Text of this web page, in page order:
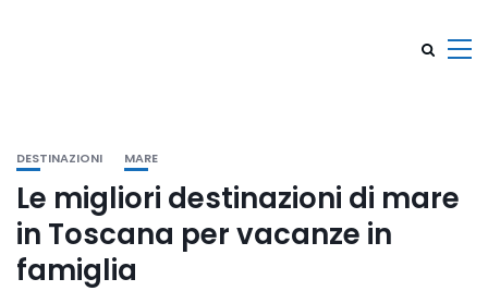
DESTINAZIONI MARE
Le migliori destinazioni di mare
in Toscana per vacanze in
famiglia